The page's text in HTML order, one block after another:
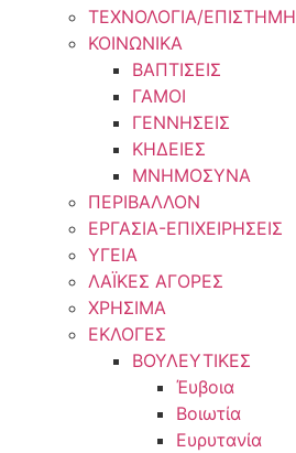
ΤΕΧΝΟΛΟΓΙΑ/ΕΠΙΣΤΗΜΗ
ΚΟΙΝΩΝΙΚΑ
ΒΑΠΤΙΣΕΙΣ
ΓΑΜΟΙ
ΓΕΝΝΗΣΕΙΣ
ΚΗΔΕΙΕΣ
ΜΝΗΜΟΣΥΝΑ
ΠΕΡΙΒΑΛΛΟΝ
ΕΡΓΑΣΙΑ-ΕΠΙΧΕΙΡΗΣΕΙΣ
ΥΓΕΙΑ
ΛΑΪΚΕΣ ΑΓΟΡΕΣ
ΧΡΗΣΙΜΑ
ΕΚΛΟΓΕΣ
ΒΟΥΛΕΥΤΙΚΕΣ
Έυβοια
Βοιωτία
Ευρυτανία